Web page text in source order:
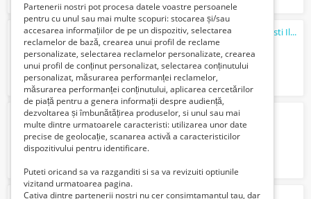
Tractari Auto Platforma Non Stop Bucuresti Ilfov preturi rezonabile
Verifica cu vanzatorul
ANUNT PRELUNGIRE M4B 21.01.2025
Gratuit
Partenerii nostri pot procesa datele voastre persoanele
pentru cu unul sau mai multe scopuri: stocarea și/sau
accesarea informațiilor de pe un dispozitiv, selectarea
reclamelor de bază, crearea unui profil de reclame
personalizate, selectarea reclamelor personalizate, crearea
unui profil de conținut personalizat, selectarea conținutului
personalizat, măsurarea performanței reclamelor,
măsurarea performanței conținutului, aplicarea cercetărilor
de piață pentru a genera informații despre audiență,
dezvoltarea și îmbunătățirea produselor, si unul sau mai
multe dintre urmatoarele caracteristi: utilizarea unor date
precise de geolocație, scanarea activă a caracteristicilor
dispozitivului pentru identificare.
Puteti oricand sa va razganditi si sa va revizuiti optiunile
vizitand urmatoarea pagina.
Cativa dintre partenerii nostri nu cer consimtamantul tau, dar